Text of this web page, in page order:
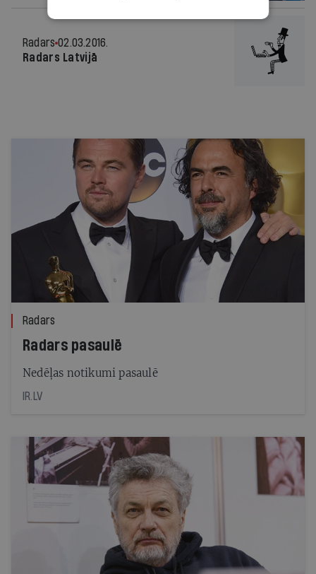
Radars 02.03.2016.
Radars Latvijā
Radars
Radars pasaulē
Nedēļas notikumi pasaulē
IR.LV